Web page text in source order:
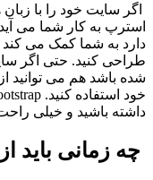
اگر سایت خود را با
استرپ به کار شما می‌
دارد به شما کمک می‌
طراحی کنید. حتی اگر
داشته باشید و خیلی
چه زمانی باید از